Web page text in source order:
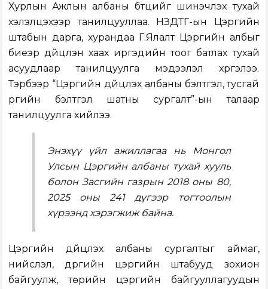
Хурлын Ажлын албаны бүтцийг шинэчлэх тухай
хэлэлцэхээр танилцууллаа. НЗДТГ-ын Цэргийн
штабын дарга, хурандаа Г.Ялалт Цэргийн албыг
биеэр дүйцүүлэн хаах иргэдийн тоог батлах тухай
асуудлаар танилцуулга мэдээлэл хүргэлээ.
Тэрбээр “Цэргийн дүйцүүлэх албаны бэлтгэл, тусгай
үүргийн бэлтгэл шатны сургалт”-ын талаар
танилцуулга хийлээ.
Энэхүү үйл ажиллагаа нь Монгол
Улсын Цэргийн албаны тухай хууль
болон Засгийн газрын 2018 оны 80,
2025 оны 241 дүгээр тогтоолын
хүрээнд хэрэгжиж байна.
Цэргийн дүйцүүлэх албаны сургалтыг аймаг,
нийслэл, дүүргийн цэргийн штабууд зохион
байгуулж, төрийн цэргийн байгууллагуудын